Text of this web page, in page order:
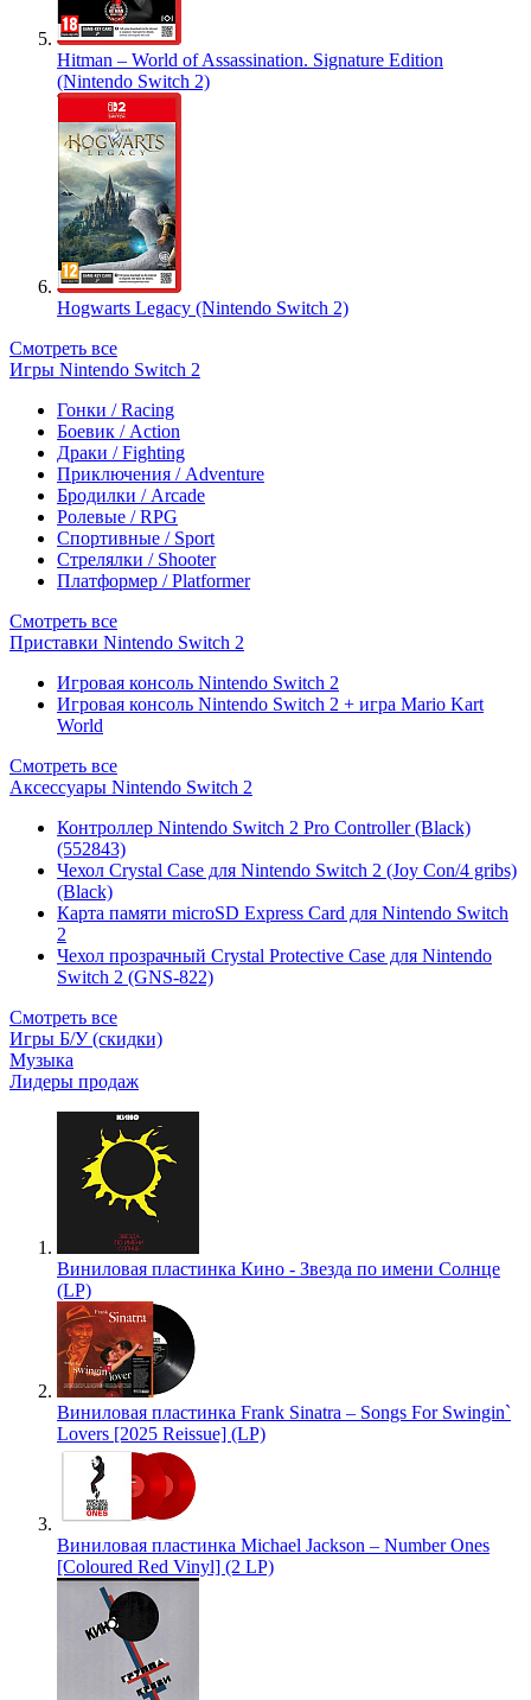
Hitman – World of Assassination. Signature Edition
(Nintendo Switch 2)
Hogwarts Legacy (Nintendo Switch 2)
Смотреть все
Игры Nintendo Switch 2
Гонки / Racing
Боевик / Action
Драки / Fighting
Приключения / Adventure
Бродилки / Arcade
Ролевые / RPG
Спортивные / Sport
Стрелялки / Shooter
Платформер / Platformer
Смотреть все
Приставки Nintendo Switch 2
Игровая консоль Nintendo Switch 2
Игровая консоль Nintendo Switch 2 + игра Mario Kart
World
Смотреть все
Аксессуары Nintendo Switch 2
Контроллер Nintendo Switch 2 Pro Controller (Black)
(552843)
Чехол Сrystal Сase для Nintendo Switch 2 (Joy Con/4 gribs)
(Black)
Карта памяти microSD Express Card для Nintendo Switch
2
Чехол прозрачный Crystal Protective Case для Nintendo
Switch 2 (GNS-822)
Смотреть все
Игры Б/У (скидки)
Музыка
Лидеры продаж
Виниловая пластинка Кино - Звезда по имени Солнце
(LP)
Виниловая пластинка Frank Sinatra – Songs For Swingin`
Lovers [2025 Reissue] (LP)
Виниловая пластинка Michael Jackson – Number Ones
[Coloured Red Vinyl] (2 LP)